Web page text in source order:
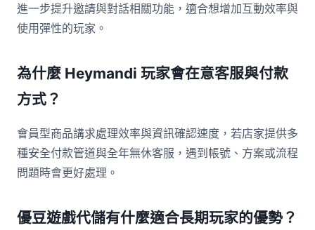
進一步提升邀請與對話相關功能，適合想增加互動效率與
使用彈性的玩家。
為什麼 Heymandi 玩家會在意客服與付款
方式？
會員型商品講求處理效率與資訊確認速度，若店家提供多
種安全付款管道與全年無休客服，遇到帳號、方案或流程
問題時會更好處理。
優豆遊戲代儲有什麼適合長期玩家的優勢？